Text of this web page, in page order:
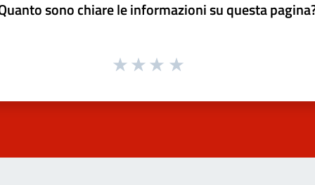
sono chiare le informazioni su questa